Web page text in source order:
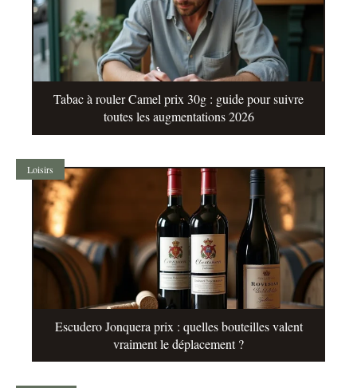
Tabac à rouler Camel prix 30g : guide pour suivre
toutes les augmentations 2026
Loisirs
Escudero Jonquera prix : quelles bouteilles valent
vraiment le déplacement ?